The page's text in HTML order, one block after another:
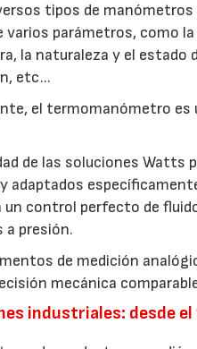
tipos de
varios parámetros, como
la naturaleza y el estado
etc...
el termomanómetro es
de las soluciones
adaptados
control perfecto de
a presión.
de medición
mecánica
industriales: desde